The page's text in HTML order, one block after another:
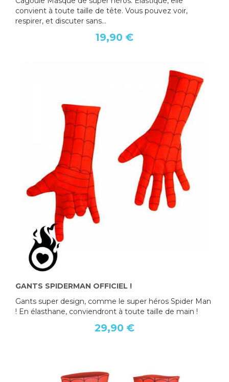
convient à toute taille de tête. Vous pouvez voir,
respirer, et discuter sans...
19,90 €
GANTS SPIDERMAN OFFICIEL !
Gants super design, comme le super héros Spider Man
! En élasthane, conviendront à toute taille de main !
29,90 €